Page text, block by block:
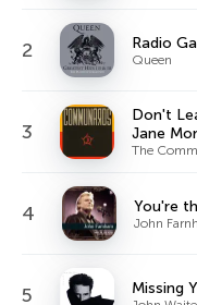
2 Radio
Queen
3
Don't
Jane
The
4 You're
John
5 Missing